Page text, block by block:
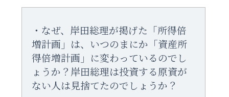
・なぜ、岸田総理が掲げた「所得倍
増計画」は、いつのまにか「資産所
得倍増計画」に変わっているのでし
ょうか？岸田総理は投資する原資が
ない人は見捨てたのでしょうか？